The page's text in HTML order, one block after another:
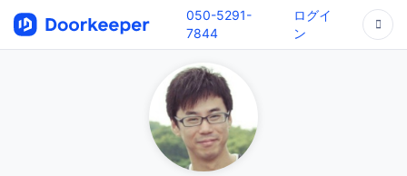
050-5291-
7844
ログイ
ン